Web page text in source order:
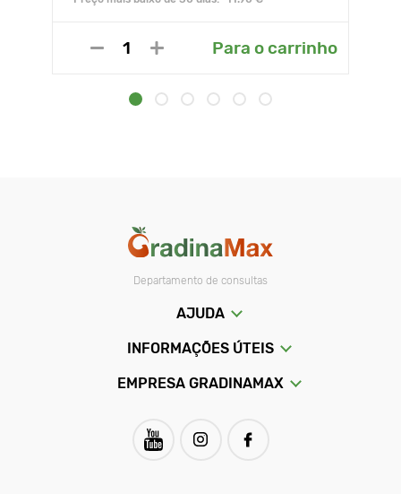
Para o carrinho
Departamento de consultas
AJUDA
INFORMAÇÕES ÚTEIS
EMPRESA GRADINAMAX